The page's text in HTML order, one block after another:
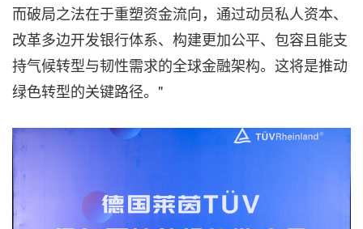
而破局之法在于重塑资金流向，通过动员私人资本、
改革多边开发银行体系、构建更加公平、包容且能支
持气候转型与韧性需求的全球金融架构。这将是推动
绿色转型的关键路径。"